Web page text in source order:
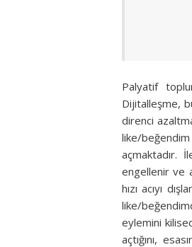
Palyatif
Dijitalleşme,
direnci
like/
açmaktadır.
engellenir ve
hızı acıyı
like/
eylemini
açtığını,